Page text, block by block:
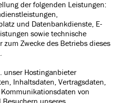
der folgenden Leistungen:
und Datenbankdienste, E-
sowie technische
Zwecke des Betriebs dieses
unser Hostinganbieter
Inhaltsdaten, Vertragsdaten,
von
unseres